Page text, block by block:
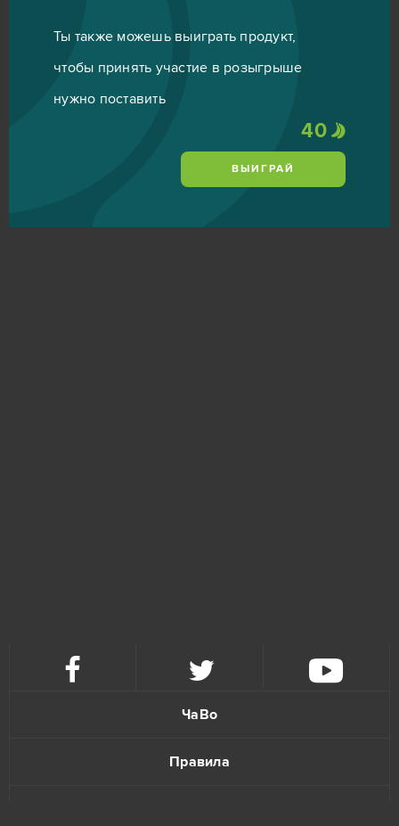
Ты также можешь выиграть продукт,
чтобы принять участие в розыгрыше
нужно поставить
40
ВЫИГРАЙ
ЧаВо
Правила